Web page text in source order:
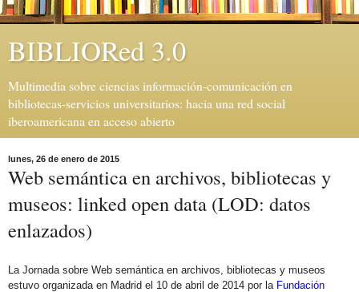
BIBLIORed 3.0
Multimedia sobre ciencias información-comunicación en
bibliotecas-servicios universitarios: hacia una red social
iberoamericana en acceso abierto
lunes, 26 de enero de 2015
Web semántica en archivos, bibliotecas y
museos: linked open data (LOD: datos
enlazados)
La Jornada sobre Web semántica en archivos, bibliotecas y museos
estuvo organizada en Madrid el 10 de abril de 2014 por la Fundación